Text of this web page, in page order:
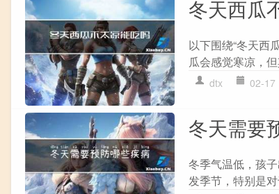
冬天西瓜
以下围绕“冬天西
瓜会感觉寒凉，
dtx 02-17
冬天需要
冬季气温低，孩
发季节，特别是